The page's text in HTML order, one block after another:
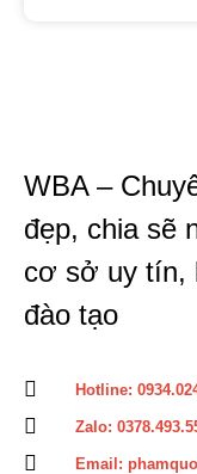
WBA –
đẹp, chia sẽ
cơ sở uy tín,
đào tạo
Hotline:
Zalo:
Email: